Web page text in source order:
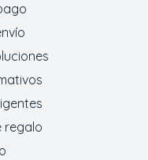
regalo